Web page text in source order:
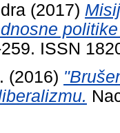
(2017)
ISSN
(2016)